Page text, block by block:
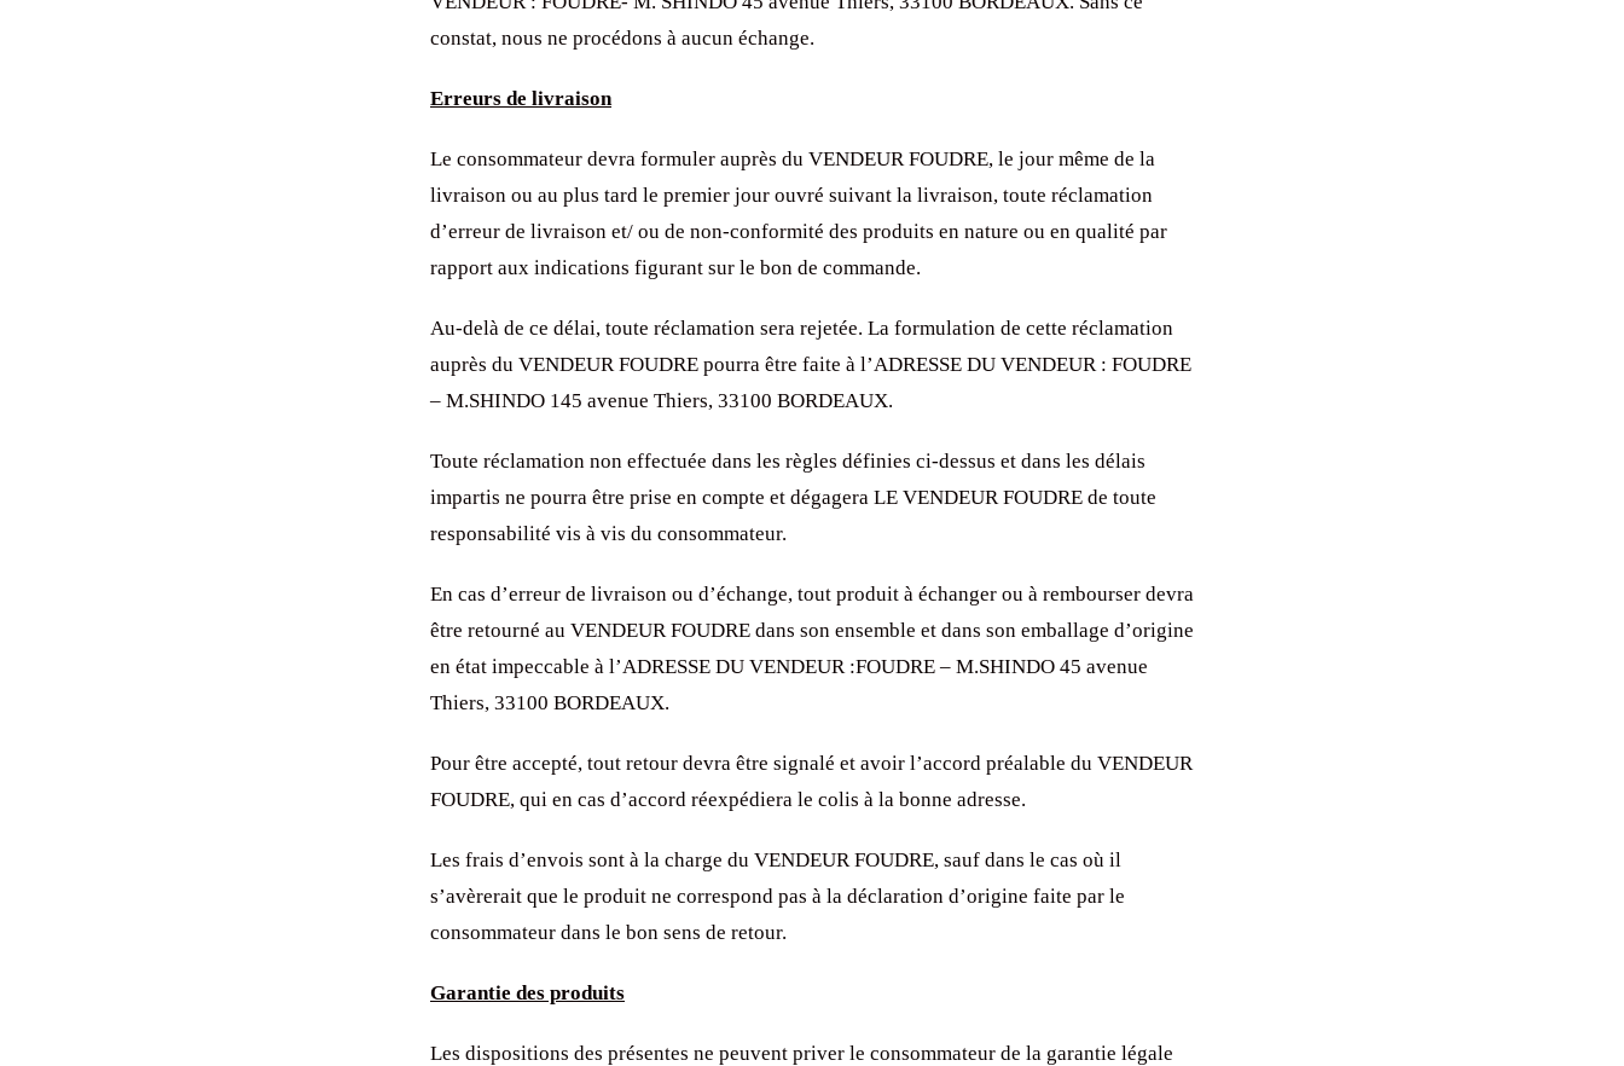
constat, nous ne procédons à aucun échange.
Erreurs de livraison
Le consommateur devra formuler auprès du VENDEUR FOUDRE, le jour même de la
livraison ou au plus tard le premier jour ouvré suivant la livraison, toute réclamation
d’erreur de livraison et/ ou de non-conformité des produits en nature ou en qualité par
rapport aux indications figurant sur le bon de commande.
Au-delà de ce délai, toute réclamation sera rejetée. La formulation de cette réclamation
auprès du VENDEUR FOUDRE pourra être faite à l’ADRESSE DU VENDEUR : FOUDRE
– M.SHINDO 145 avenue Thiers, 33100 BORDEAUX.
Toute réclamation non effectuée dans les règles définies ci-dessus et dans les délais
impartis ne pourra être prise en compte et dégagera LE VENDEUR FOUDRE de toute
responsabilité vis à vis du consommateur.
En cas d’erreur de livraison ou d’échange, tout produit à échanger ou à rembourser devra
être retourné au VENDEUR FOUDRE dans son ensemble et dans son emballage d’origine
en état impeccable à l’ADRESSE DU VENDEUR :FOUDRE – M.SHINDO 45 avenue
Thiers, 33100 BORDEAUX.
Pour être accepté, tout retour devra être signalé et avoir l’accord préalable du VENDEUR
FOUDRE, qui en cas d’accord réexpédiera le colis à la bonne adresse.
Les frais d’envois sont à la charge du VENDEUR FOUDRE, sauf dans le cas où il
s’avèrerait que le produit ne correspond pas à la déclaration d’origine faite par le
consommateur dans le bon sens de retour.
Garantie des produits
Les dispositions des présentes ne peuvent priver le consommateur de la garantie légale